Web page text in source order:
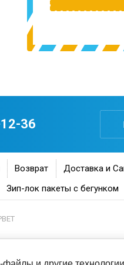
36
Возврат Доставка и
Зип-лок пакеты с бегунком